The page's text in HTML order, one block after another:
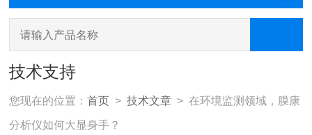
技术支持
您现在的位置：首页 >技术文章 > 在环境监测领域，膜康
分析仪如何大显身手？